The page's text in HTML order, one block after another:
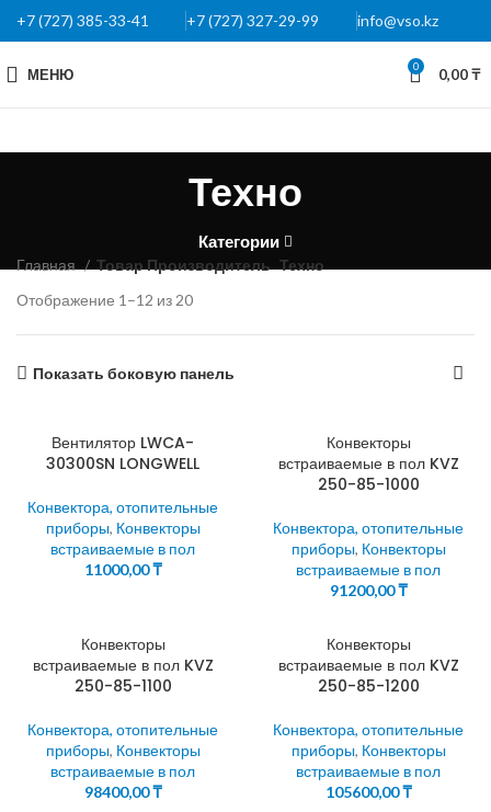
+7 (727) 385-33-41 +7 (727) 327-29-99 info@vso.kz
МЕНЮ 0 0,00₸
Техно
Категории
Главная Товар Производитель Техно
Отображение 1–12 из 20
Показать боковую панель
Вентилятор LWCA-
30300SN LONGWELL
Конвектора, отопительные
приборы, Конвекторы
встраиваемые в пол
11000,00₸
Конвекторы
встраиваемые в пол KVZ
250-85-1000
Конвектора, отопительные
приборы, Конвекторы
встраиваемые в пол
91200,00₸
Конвекторы
встраиваемые в пол KVZ
250-85-1100
Конвектора, отопительные
приборы, Конвекторы
встраиваемые в пол
98400,00₸
Конвекторы
встраиваемые в пол KVZ
250-85-1200
Конвектора, отопительные
приборы, Конвекторы
встраиваемые в пол
105600,00₸